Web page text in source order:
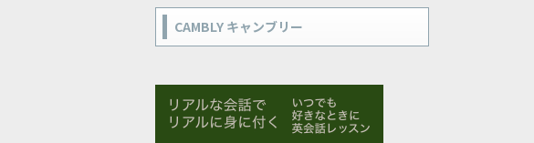
CAMBLY キャンブリー